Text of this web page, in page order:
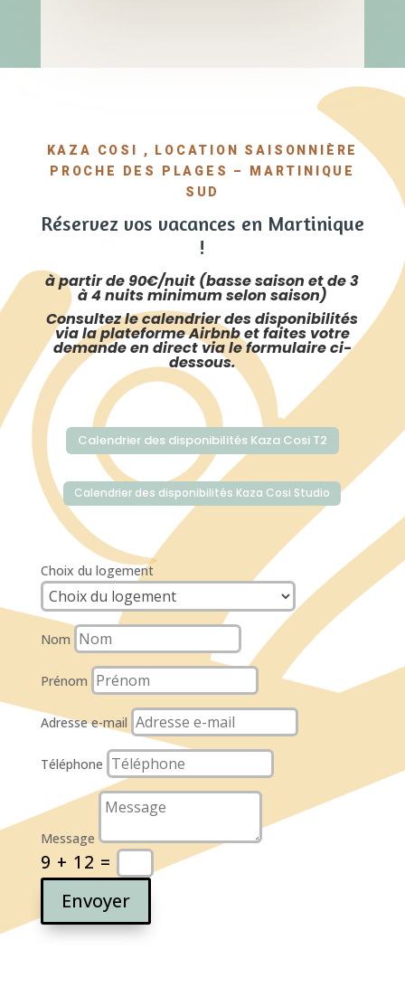
KAZA COSI , LOCATION SAISONNIÈRE
PROCHE DES PLAGES – MARTINIQUE
SUD
Réservez vos vacances en Martinique
!
à partir de 90€/nuit (basse saison et de 3
à 4 nuits minimum selon saison)
Consultez le calendrier des disponibilités
via la plateforme Airbnb et faites votre
demande en direct via le formulaire ci-
dessous.
Calendrier des disponibilités Kaza Cosi T2
Calendrier des disponibilités Kaza Cosi Studio
Choix du logement
Nom
Prénom
Adresse e-mail
Téléphone
Message
9 + 12 =
Envoyer